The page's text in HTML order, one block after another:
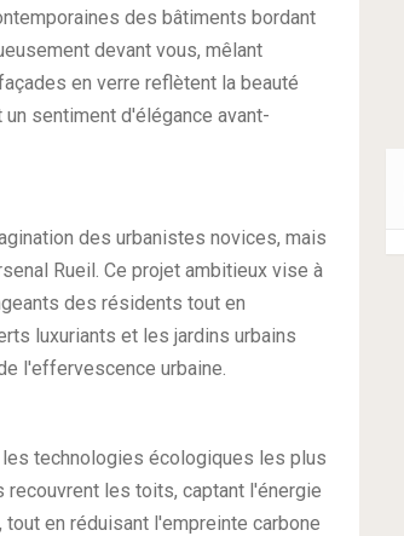
des bâtiments bordant
devant vous, mêlant
en verre reflètent la beauté
sentiment d'élégance avant-
des urbanistes novices, mais
Rueil. Ce projet ambitieux vise à
des résidents tout en
luxuriants et les jardins urbains
l'effervescence urbaine.
technologies écologiques les plus
recouvrent les toits, captant l'énergie
en réduisant l'empreinte carbone